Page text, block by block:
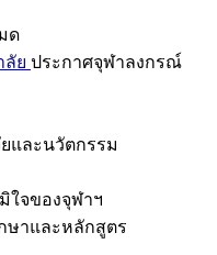
ด
ลัย ประกาศจุฬาลงกรณ์
และนวัตกรรม
ใจของจุฬาฯ
ษาและหลักสูตร